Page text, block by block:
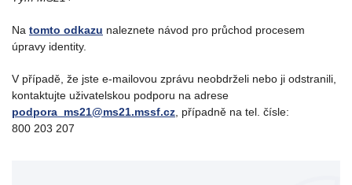
Na tomto odkazu naleznete návod pro průchod procesem
úpravy identity.
V případě, že jste e-mailovou zprávu neobdrželi nebo ji odstranili,
kontaktujte uživatelskou podporu na adrese
podpora_ms21@ms21.mssf.cz , případně na tel. čísle:
800 203 207